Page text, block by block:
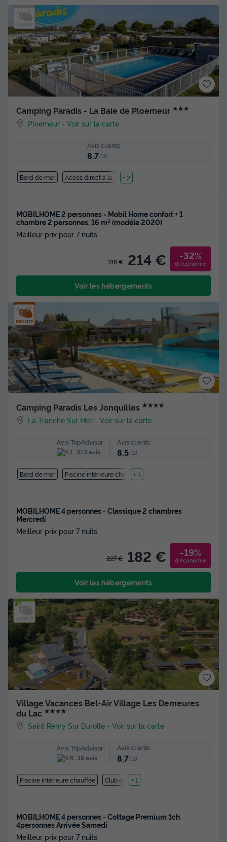
Camping Paradis - La Baie de Ploemeur ★★★
Ploemeur -Voir sur la carte
Avis clients
8.7/10
Bord de mer Accès direct à la plage
+ 2
MOBILHOME 2 personnes - Mobil Home confort + 1
chambre 2 personnes, 16 m² (modèle 2020)
Meilleur prix pour 7 nuits
316 € 214 € -32%
d'économie
Voir les hébergements
Camping Paradis Les Jonquilles ★★★★
La Tranche Sur Mer -Voir sur la carte
Avis TripAdvisor
373 avis
Avis clients
8.5/10
Bord de mer Piscine intérieure chauffée
+ 3
MOBILHOME 4 personnes - Classique 2 chambres
Mercredi
Meilleur prix pour 7 nuits
227 € 182 € -19%
d'économie
Voir les hébergements
Village Vacances Bel-Air Village Les Demeures
du Lac ★★★★
Saint Remy Sur Durolle -Voir sur la carte
Avis TripAdvisor
39 avis
Avis clients
8.7/10
Piscine intérieure chauffée Club enfant
+ 1
MOBILHOME 4 personnes - Cottage Premium 1ch
4personnes Arrivée Samedi
Meilleur prix pour 7 nuits